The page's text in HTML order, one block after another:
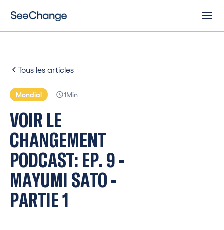
Tous les articles
Mondial 1Min
VOIR LE
CHANGEMENT
PODCAST: EP.9-
MAYUMI SATO-
PARTIE1